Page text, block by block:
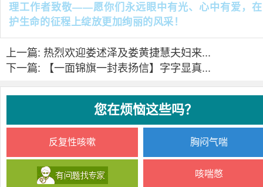
理工作者致敬——愿你们永远眼中有光、心中有爱，
护生命的征程上绽放更加绚丽的风采！
上一篇: 热烈欢迎娄述泽及娄黄捷慧夫妇来...
下一篇: 【一面锦旗一封表扬信】字字显真...
您在烦恼这些吗？
反复性咳嗽 胸闷气喘
咳喘憋